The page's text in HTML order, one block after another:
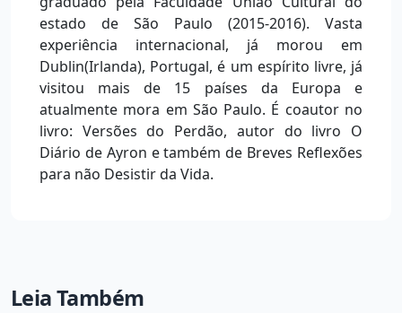
estado de São Paulo (2015-2016). Vasta
experiência internacional, já morou em
Dublin(Irlanda), Portugal, é um espírito livre, já
visitou mais de 15 países da Europa e
atualmente mora em São Paulo. É coautor no
livro: Versões do Perdão, autor do livro O
Diário de Ayron e também de Breves Reflexões
para não Desistir da Vida.
Leia Também